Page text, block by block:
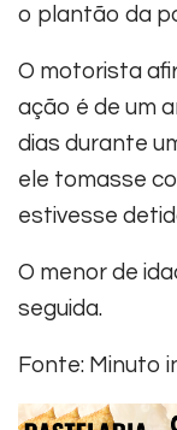
o plantão da
O motorista
ação é de um
dias durante
ele tomasse
estivesse
O menor de
seguida.
Fonte: Minuto